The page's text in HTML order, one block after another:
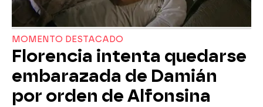
MOMENTO DESTACADO
Florencia intenta quedarse
embarazada de Damián
por orden de Alfonsina